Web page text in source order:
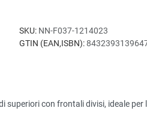
SKU: NN-F037-1214023
GTIN (EAN,ISBN):
superiori con frontali divisi, ideale per